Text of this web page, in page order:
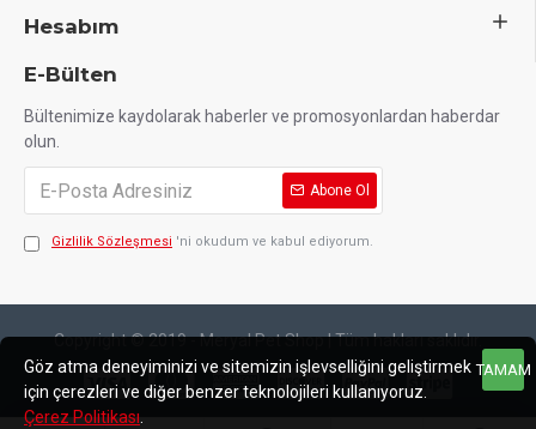
Hesabım
E-Bülten
Bültenimize kaydolarak haberler ve promosyonlardan haberdar
olun.
Abone Ol
Gizlilik Sözleşmesi 'ni okudum ve kabul ediyorum.
Copyright © 2019 - Meryal Pet Shop | Tüm hakları saklıdır.
TAMAM
Göz atma deneyiminizi ve sitemizin işlevselliğini geliştirmek
için çerezleri ve diğer benzer teknolojileri kullanıyoruz.
Çerez Politikası.